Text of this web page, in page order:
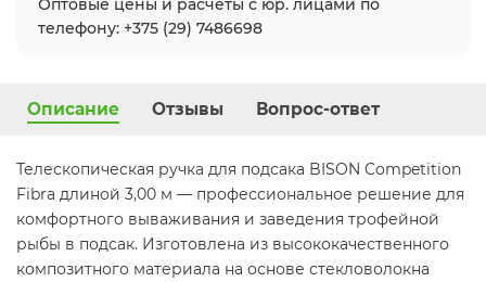
Оптовые цены и расчеты с юр. лицами по
телефону: +375 (29) 7486698
Описание Отзывы Вопрос-ответ
Телескопическая ручка для подсака BISON Competition
Fibra длиной 3,00 м — профессиональное решение для
комфортного вываживания и заведения трофейной
рыбы в подсак. Изготовлена из высококачественного
композитного материала на основе стекловолокна